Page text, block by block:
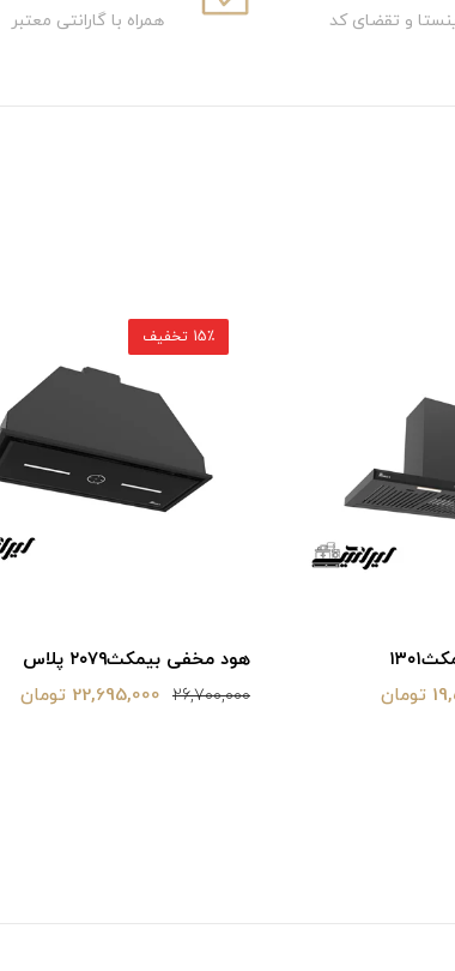
و تقضای کد همراه با گارانتی معتبر
هود مخفی بیمکث‌۲۰۷۹ پلاس
26,700,000 22,695,000 تومان
15٪ تخفیف